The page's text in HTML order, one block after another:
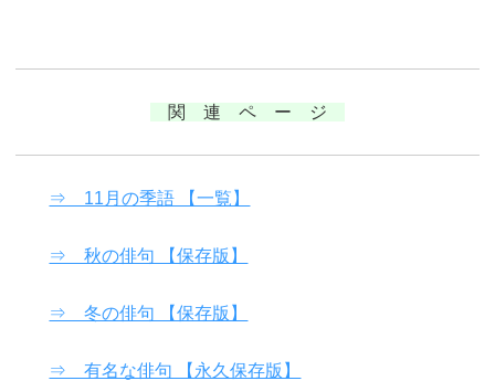
関 連 ペ ー ジ
⇒ 11月の季語 【一覧】
⇒ 秋の俳句 【保存版】
⇒ 冬の俳句 【保存版】
⇒ 有名な俳句 【永久保存版】